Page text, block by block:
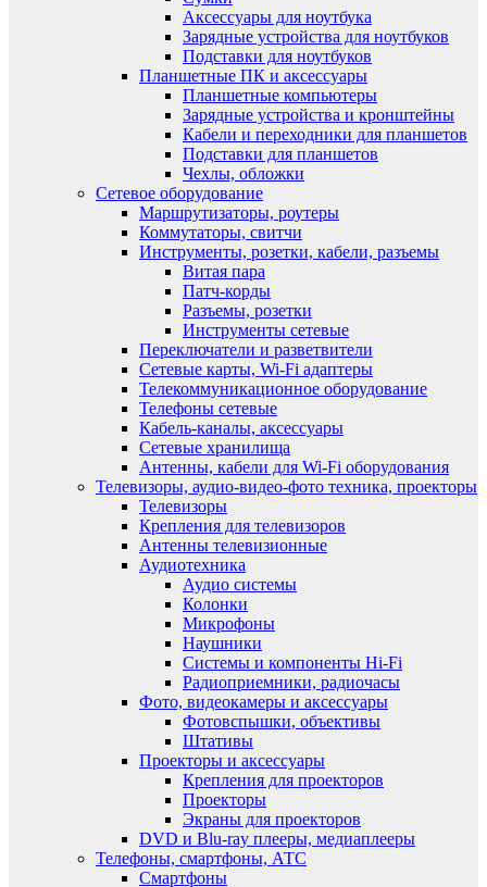
Аксессуары для ноутбука
Зарядные устройства для ноутбуков
Подставки для ноутбуков
Планшетные ПК и аксессуары
Планшетные компьютеры
Зарядные устройства и кронштейны
Кабели и переходники для планшетов
Подставки для планшетов
Чехлы, обложки
Сетевое оборудование
Маршрутизаторы, роутеры
Коммутаторы, свитчи
Инструменты, розетки, кабели, разъемы
Витая пара
Патч-корды
Разъемы, розетки
Инструменты сетевые
Переключатели и разветвители
Сетевые карты, Wi-Fi адаптеры
Телекоммуникационное оборудование
Телефоны сетевые
Кабель-каналы, аксессуары
Сетевые хранилища
Антенны, кабели для Wi-Fi оборудования
Телевизоры, аудио-видео-фото техника, проекторы
Телевизоры
Крепления для телевизоров
Антенны телевизионные
Аудиотехника
Аудио системы
Колонки
Микрофоны
Наушники
Системы и компоненты Hi-Fi
Радиоприемники, радиочасы
Фото, видеокамеры и аксессуары
Фотовспышки, объективы
Штативы
Проекторы и аксессуары
Крепления для проекторов
Проекторы
Экраны для проекторов
DVD и Blu-ray плееры, медиаплееры
Телефоны, смартфоны, АТС
Смартфоны